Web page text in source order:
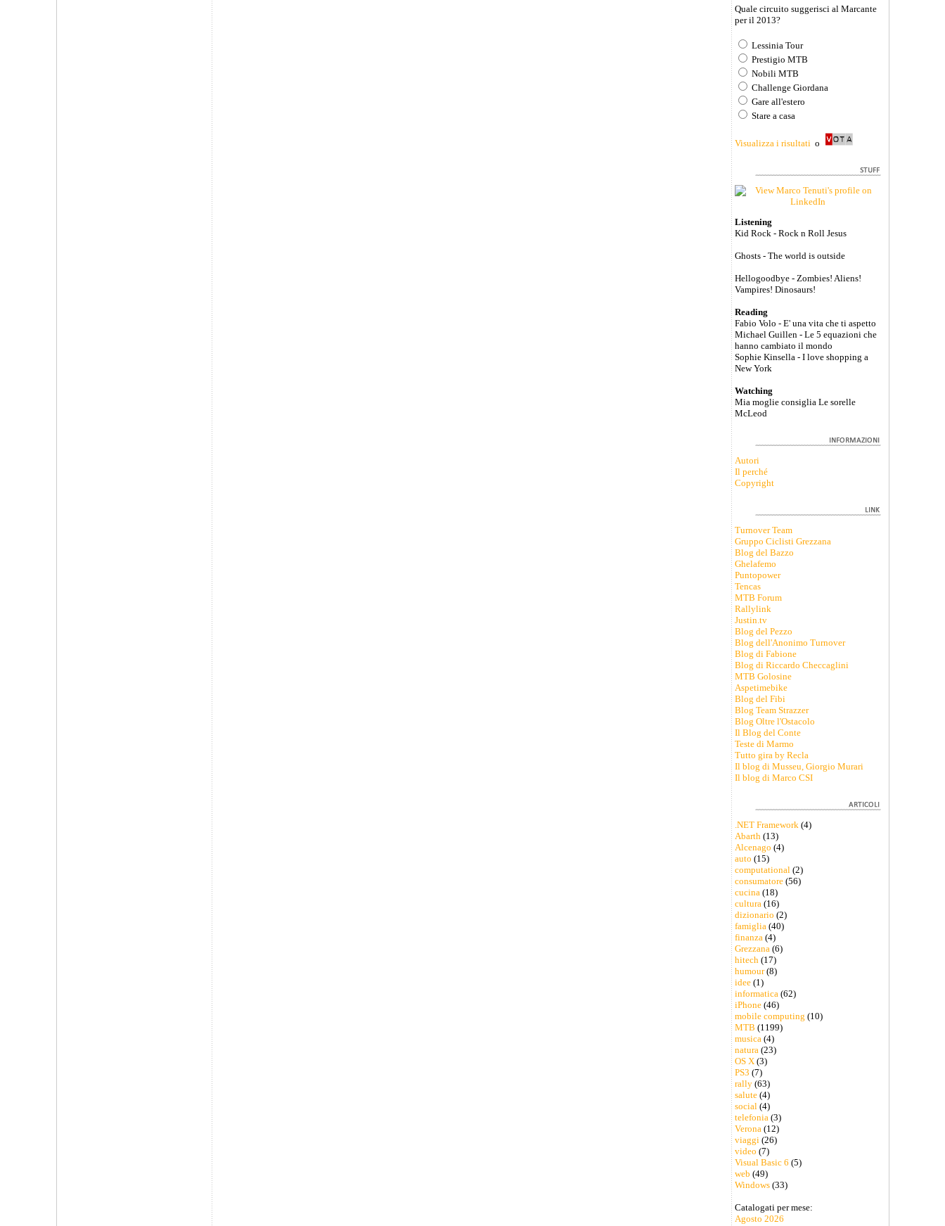
Quale circuito suggerisci al Marcante
per il 2013?
Lessinia Tour
Prestigio MTB
Nobili MTB
Challenge Giordana
Gare all'estero
Stare a casa
Visualizza i risultati o
Listening
Kid Rock - Rock n Roll Jesus
Ghosts - The world is outside
Hellogoodbye - Zombies! Aliens!
Vampires! Dinosaurs!
Reading
Fabio Volo - E' una vita che ti aspetto
Michael Guillen - Le 5 equazioni che
hanno cambiato il mondo
Sophie Kinsella - I love shopping a
New York
Watching
Mia moglie consiglia Le sorelle
McLeod
Autori
Il perché
Copyright
Turnover Team
Gruppo Ciclisti Grezzana
Blog del Bazzo
Ghelafemo
Puntopower
Tencas
MTB Forum
Rallylink
Justin.tv
Blog del Pezzo
Blog dell'Anonimo Turnover
Blog di Fabione
Blog di Riccardo Checcaglini
MTB Golosine
Aspetimebike
Blog del Fibi
Blog Team Strazzer
Blog Oltre l'Ostacolo
Il Blog del Conte
Teste di Marmo
Tutto gira by Recla
Il blog di Musseu, Giorgio Murari
Il blog di Marco CSI
.NET Framework(4)
Abarth(13)
Alcenago (4)
auto (15)
computational(2)
consumatore(56)
cucina(18)
cultura(16)
dizionario (2)
famiglia(40)
finanza(4)
Grezzana(6)
hitech(17)
humour(8)
idee(1)
informatica(62)
iPhone(46)
mobile computing (10)
MTB (1199)
musica(4)
natura(23)
OS X(3)
PS3 (7)
rally(63)
salute(4)
social(4)
telefonia(3)
Verona(12)
viaggi(26)
video (7)
Visual Basic 6 (5)
web (49)
Windows(33)
Catalogati per mese:
Agosto 2026